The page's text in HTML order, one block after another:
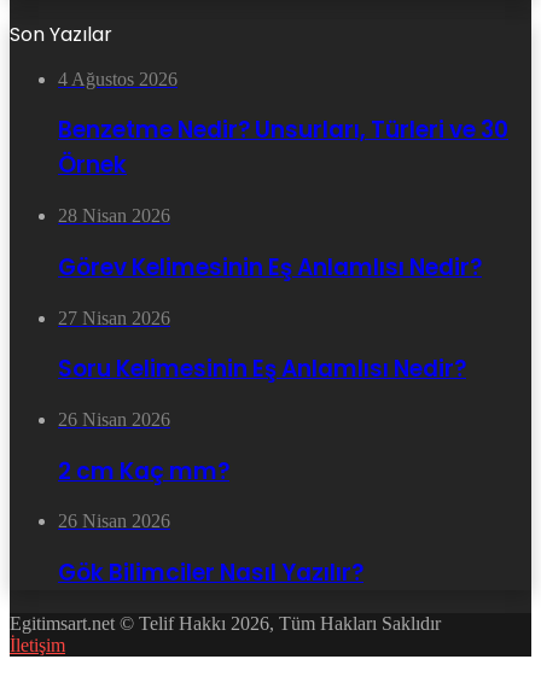
Son Yazılar
4 Ağustos 2026
Benzetme Nedir? Unsurları, Türleri ve 30
Örnek
28 Nisan 2026
Görev Kelimesinin Eş Anlamlısı Nedir?
27 Nisan 2026
Soru Kelimesinin Eş Anlamlısı Nedir?
26 Nisan 2026
2 cm Kaç mm?
26 Nisan 2026
Gök Bilimciler Nasıl Yazılır?
Egitimsart.net © Telif Hakkı 2026, Tüm Hakları Saklıdır
İletişim